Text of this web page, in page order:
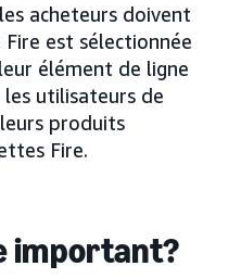
acheteurs doivent
est sélectionnée
élément de ligne
les utilisateurs de
produits
Fire.
important?